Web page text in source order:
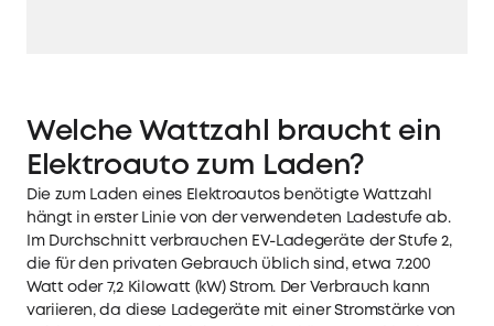
Welche Wattzahl braucht ein
Elektroauto zum Laden?
Die zum Laden eines Elektroautos benötigte Wattzahl
hängt in erster Linie von der verwendeten Ladestufe ab.
Im Durchschnitt verbrauchen EV-Ladegeräte der Stufe 2,
die für den privaten Gebrauch üblich sind, etwa 7.200
Watt oder 7,2 Kilowatt (kW) Strom. Der Verbrauch kann
variieren, da diese Ladegeräte mit einer Stromstärke von